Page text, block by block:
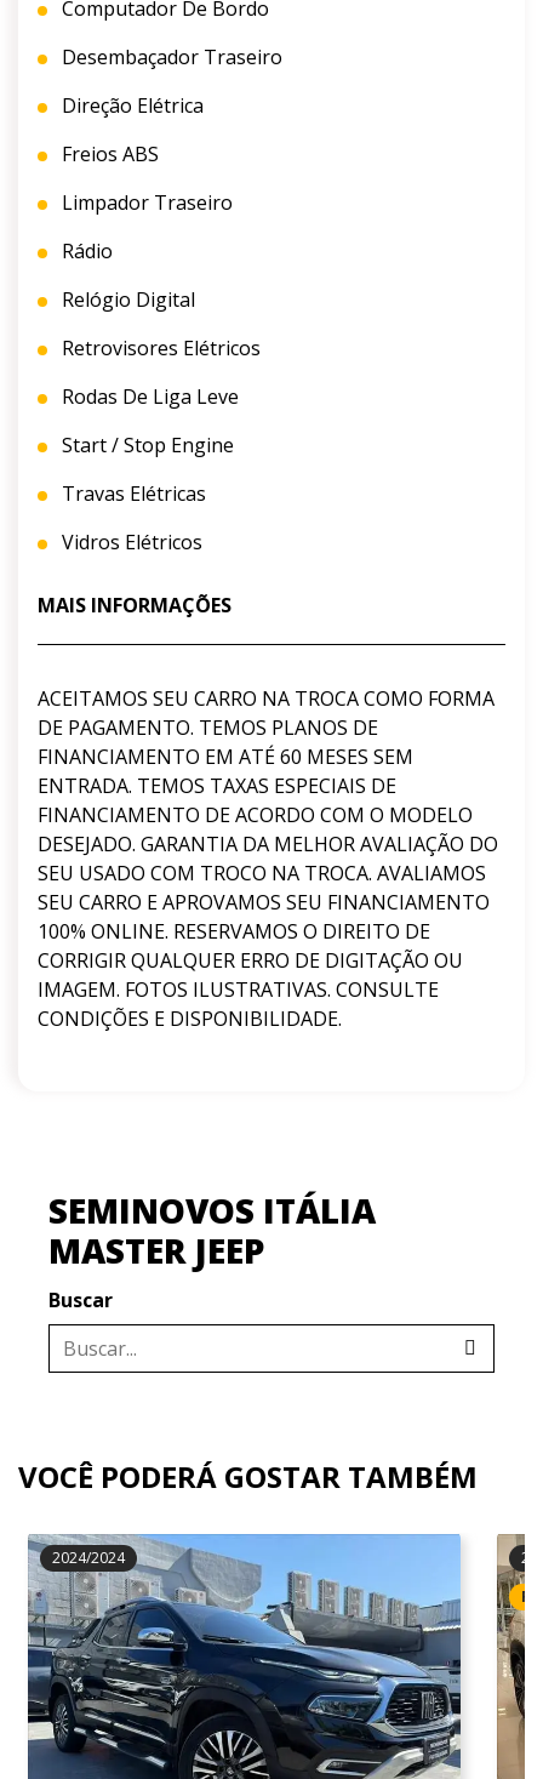
Computador De Bordo
Desembaçador Traseiro
Direção Elétrica
Freios ABS
Limpador Traseiro
Rádio
Relógio Digital
Retrovisores Elétricos
Rodas De Liga Leve
Start / Stop Engine
Travas Elétricas
Vidros Elétricos
MAIS INFORMAÇÕES
ACEITAMOS SEU CARRO NA TROCA COMO FORMA
DE PAGAMENTO. TEMOS PLANOS DE
FINANCIAMENTO EM ATÉ 60 MESES SEM
ENTRADA. TEMOS TAXAS ESPECIAIS DE
FINANCIAMENTO DE ACORDO COM O MODELO
DESEJADO. GARANTIA DA MELHOR AVALIAÇÃO DO
SEU USADO COM TROCO NA TROCA. AVALIAMOS
SEU CARRO E APROVAMOS SEU FINANCIAMENTO
100% ONLINE. RESERVAMOS O DIREITO DE
CORRIGIR QUALQUER ERRO DE DIGITAÇÃO OU
IMAGEM. FOTOS ILUSTRATIVAS. CONSULTE
CONDIÇÕES E DISPONIBILIDADE.
SEMINOVOS ITÁLIA
MASTER JEEP
Buscar
VOCÊ PODERÁ GOSTAR TAMBÉM
2024/2024